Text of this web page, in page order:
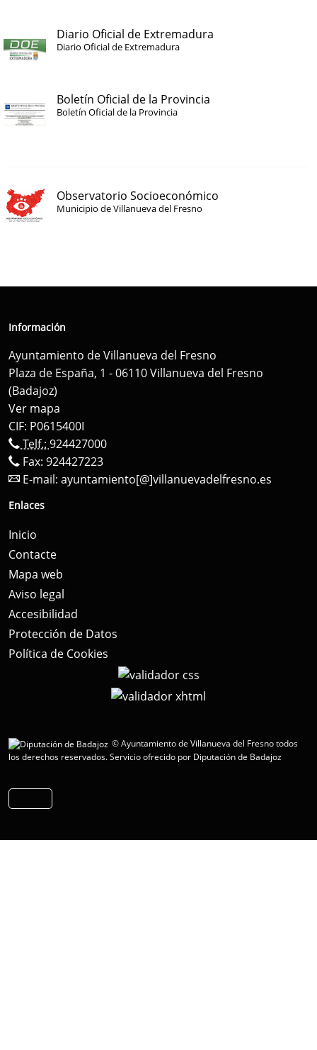
Diario Oficial de Extremadura
Diario Oficial de Extremadura
Boletín Oficial de la Provincia
Boletín Oficial de la Provincia
Observatorio Socioeconómico
Municipio de Villanueva del Fresno
Información
Ayuntamiento de Villanueva del Fresno
Plaza de España, 1 - 06110 Villanueva del Fresno
(Badajoz)
Ver mapa
CIF: P0615400I
Telf.: 924427000
Fax: 924427223
E-mail: ayuntamiento[@]villanuevadelfresno.es
Enlaces
Inicio
Contacte
Mapa web
Aviso legal
Accesibilidad
Protección de Datos
Política de Cookies
© Ayuntamiento de Villanueva del Fresno todos
los derechos reservados.Servicio ofrecido por Diputación de Badajoz